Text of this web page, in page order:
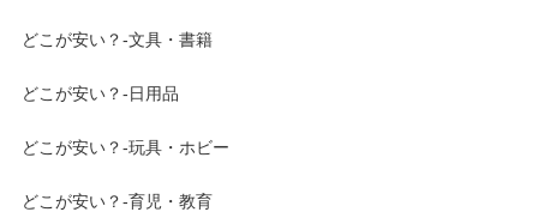
どこが安い？-文具・書籍
どこが安い？-日用品
どこが安い？-玩具・ホビー
どこが安い？-育児・教育